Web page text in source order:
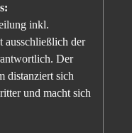
inkl.
ausschließlich der
Der
distanziert sich
und macht sich